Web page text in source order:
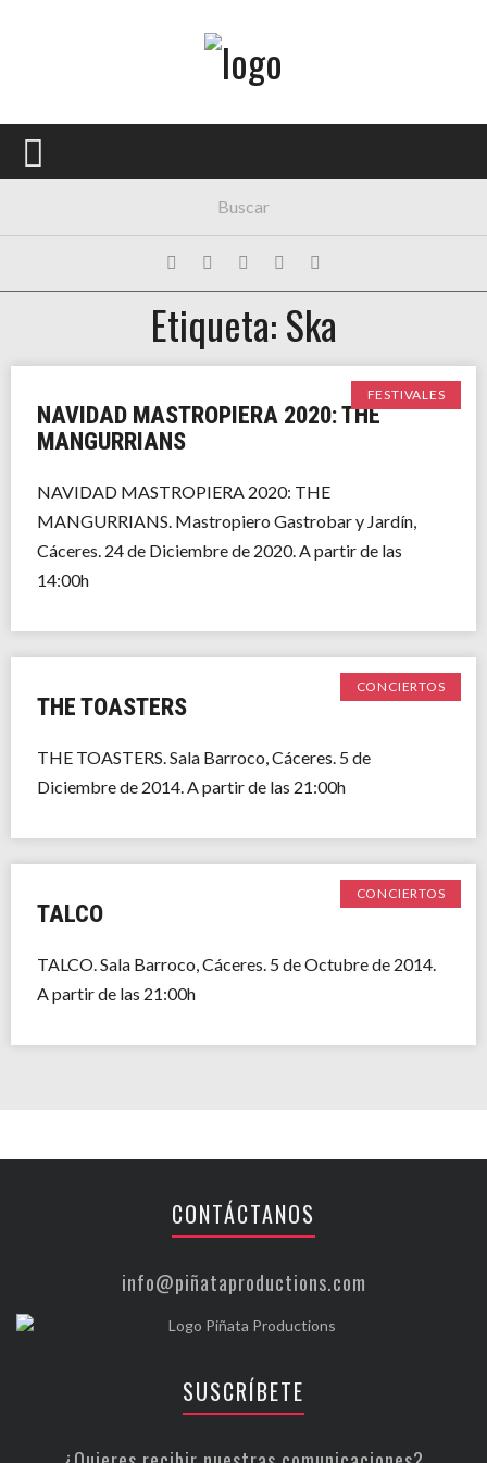
PORTADA
FESTIVALES
HISTORIAS
Etiqueta: Ska
FESTIVALES
NAVIDAD MASTROPIERA 2020: THE
MANGURRIANS
NAVIDAD MASTROPIERA 2020: THE
MANGURRIANS. Mastropiero Gastrobar y Jardín,
Cáceres. 24 de Diciembre de 2020. A partir de las
14:00h
CONCIERTOS
THE TOASTERS
THE TOASTERS. Sala Barroco, Cáceres. 5 de
Diciembre de 2014. A partir de las 21:00h
CONCIERTOS
TALCO
TALCO. Sala Barroco, Cáceres. 5 de Octubre de 2014.
A partir de las 21:00h
CONTÁCTANOS
info@piñataproductions.com
SUSCRÍBETE